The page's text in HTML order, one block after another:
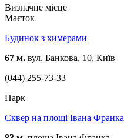
Визначне місце
Маєток
Будинок з химерами
67 м. вул. Банкова, 10, Київ
(044) 255-73-33
Парк
Сквер на площі Івана Франка